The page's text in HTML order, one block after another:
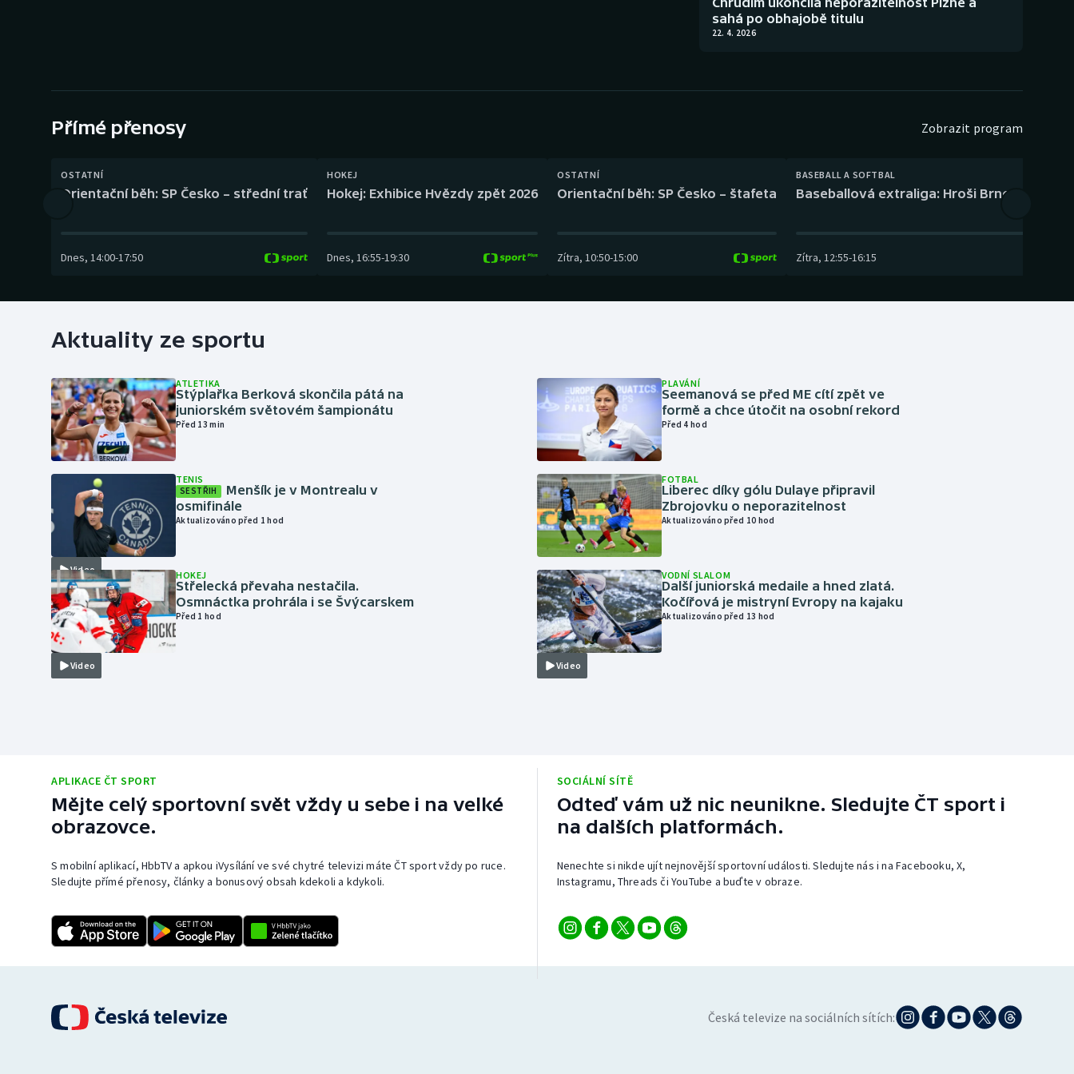
Gymnastika Plážový volejbal
sahá po obhajobě titulu
22. 4. 2026
Přímé přenosy Zobrazit program
OSTATNÍ
Orientační běh: SP Česko – střední trať
Dnes, 14:00-17:50
HOKEJ
Hokej: Exhibice Hvězdy zpět 2026
Dnes, 16:55-19:30
OSTATNÍ
Orientační běh: SP Česko – štafeta
Zítra, 10:50-15:00
BASEBALL A SOFTBAL
Baseballová extraliga: Hroši Brno – Eagles
Zítra, 12:55-16:15
Aktuality ze sportu
ATLETIKA
Stýplařka Berková skončila pátá na
juniorském světovém šampionátu
Před 13 min
Video
TENIS
SESTŘIH
Menšík je v Montrealu v
osmifinále
Aktualizováno před 1 hod
Video
HOKEJ
Střelecká převaha nestačila.
Osmnáctka prohrála i se Švýcarskem
Před 1 hod
PLAVÁNÍ
Seemanová se před ME cítí zpět ve
formě a chce útočit na osobní rekord
Před 4 hod
FOTBAL
Liberec díky gólu Dulaye připravil
Zbrojovku o neporazitelnost
Aktualizováno před 10 hod
Video
VODNÍ SLALOM
Další juniorská medaile a hned zlatá.
Kočířová je mistryní Evropy na kajaku
Aktualizováno před 13 hod
APLIKACE ČT SPORT
Mějte celý sportovní svět vždy u sebe i na velké
obrazovce.
S mobilní aplikací, HbbTV a apkou iVysílání ve své chytré televizi máte ČT sport vždy po ruce.
Sledujte přímé přenosy, články a bonusový obsah kdekoli a kdykoli.
SOCIÁLNÍ SÍTĚ
Odteď vám už nic neunikne. Sledujte ČT sport i
na dalších platformách.
Nenechte si nikde ujít nejnovější sportovní události. Sledujte nás i na Facebooku, X,
Instagramu, Threads či YouTube a buďte v obraze.
Česká televize na sociálních sítích: